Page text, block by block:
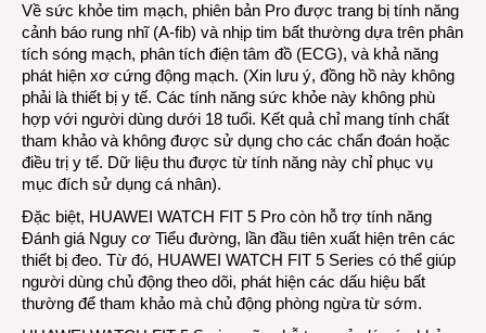
Về sức khỏe tim mạch, phiên bản Pro được trang bị tính năng
cảnh báo rung nhĩ (A-fib) và nhịp tim bất thường dựa trên phân
tích sóng mạch, phân tích điện tâm đồ (ECG), và khả năng
phát hiện xơ cứng động mạch. (Xin lưu ý, đồng hồ này không
phải là thiết bị y tế. Các tính năng sức khỏe này không phù
hợp với người dùng dưới 18 tuổi. Kết quả chỉ mang tính chất
tham khảo và không được sử dụng cho các chẩn đoán hoặc
điều trị y tế. Dữ liệu thu được từ tính năng này chỉ phục vụ
mục đích sử dụng cá nhân).
Đặc biệt, HUAWEI WATCH FIT 5 Pro còn hỗ trợ tính năng
Đánh giá Nguy cơ Tiểu đường, lần đầu tiên xuất hiện trên các
thiết bị đeo. Từ đó, HUAWEI WATCH FIT 5 Series có thể giúp
người dùng chủ động theo dõi, phát hiện các dấu hiệu bất
thường để tham khảo mà chủ động phòng ngừa từ sớm.